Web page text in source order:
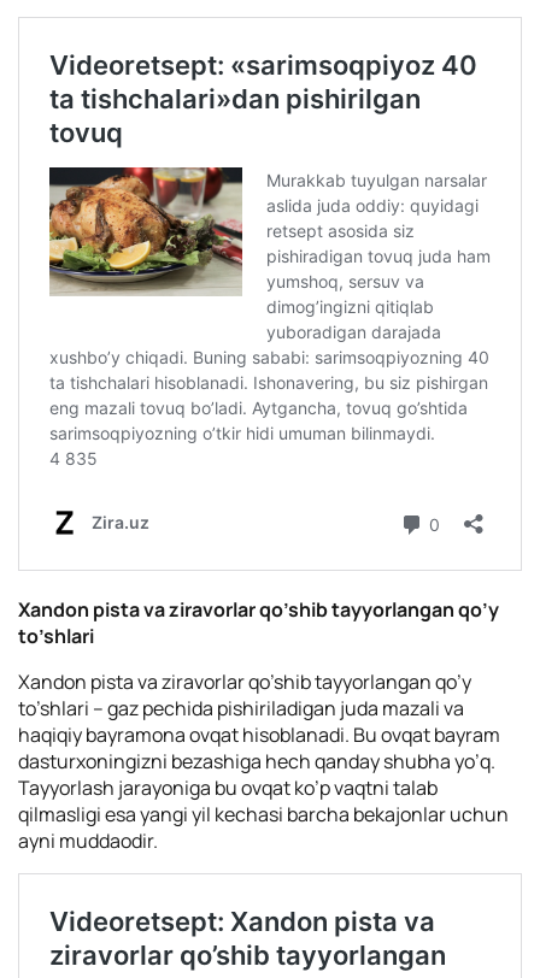
Xandon pista va ziravorlar qo’shib tayyorlangan qo’y
to’shlari
Xandon pista va ziravorlar qo’shib tayyorlangan qo’y
to’shlari – gaz pechida pishiriladigan juda mazali va
haqiqiy bayramona ovqat hisoblanadi. Bu ovqat bayram
dasturxoningizni bezashiga hech qanday shubha yo’q.
Tayyorlash jarayoniga bu ovqat ko’p vaqtni talab
qilmasligi esa yangi yil kechasi barcha bekajonlar uchun
ayni muddaodir.